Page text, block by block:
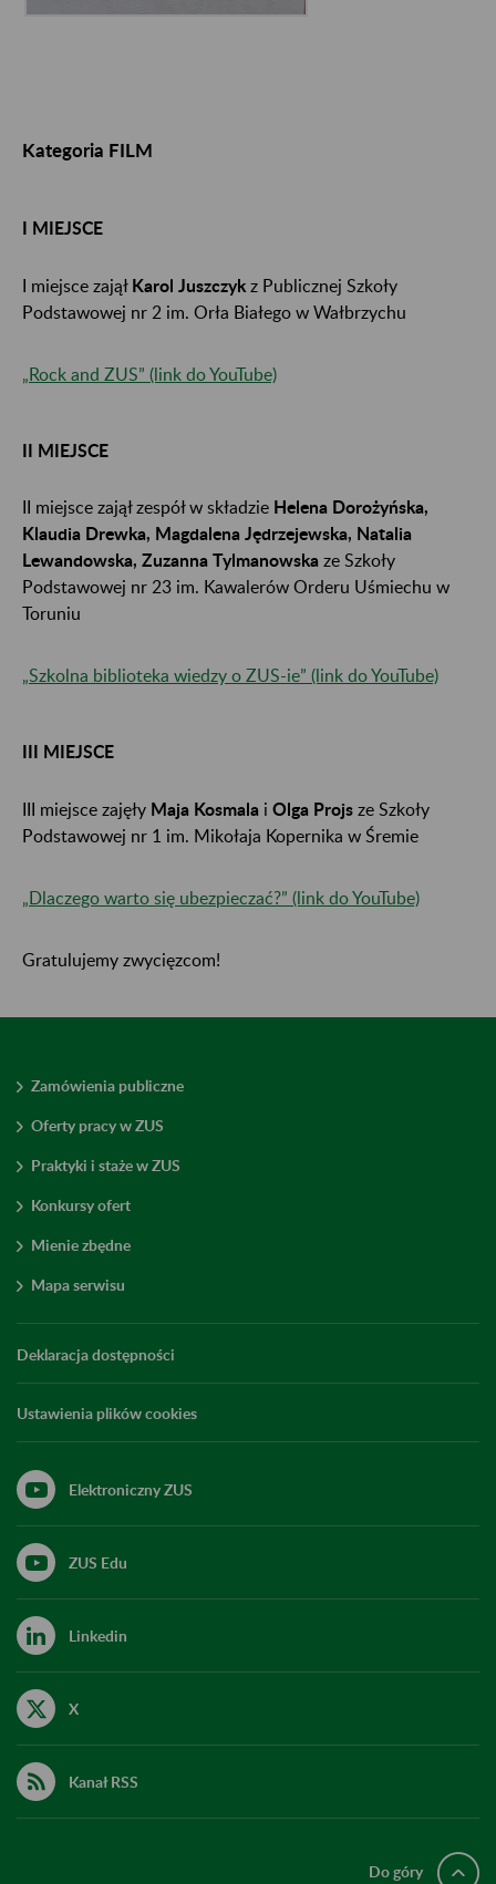
Kategoria FILM
I MIEJSCE
I miejsce zajął Karol Juszczyk z Publicznej Szkoły
Podstawowej nr 2 im. Orła Białego w Wałbrzychu
„Rock and ZUS” (link do YouTube)
II MIEJSCE
II miejsce zajął zespół w składzie Helena Dorożyńska,
Klaudia Drewka, Magdalena Jędrzejewska, Natalia
Lewandowska, Zuzanna Tylmanowska ze Szkoły
Podstawowej nr 23 im. Kawalerów Orderu Uśmiechu w
Toruniu
„Szkolna biblioteka wiedzy o ZUS-ie” (link do YouTube)
III MIEJSCE
III miejsce zajęły Maja Kosmala i Olga Projs ze Szkoły
Podstawowej nr 1 im. Mikołaja Kopernika w Śremie
„Dlaczego warto się ubezpieczać?” (link do YouTube)
Gratulujemy zwycięzcom!
Zamówienia publiczne
Oferty pracy w ZUS
Praktyki i staże w ZUS
Konkursy ofert
Mienie zbędne
Mapa serwisu
Deklaracja dostępności
Ustawienia plików cookies
Elektroniczny ZUS
ZUS Edu
Linkedin
X
Kanał RSS
Do góry